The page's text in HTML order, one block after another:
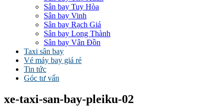
Sân bay Tuy Hòa
Sân bay Vinh
Sân bay Rạch Giá
Sân bay Long Thành
Sân bay Vân Đồn
Taxi sân bay
Vé máy bay giá rẻ
Tin tức
Góc tư vấn
xe-taxi-san-bay-pleiku-02